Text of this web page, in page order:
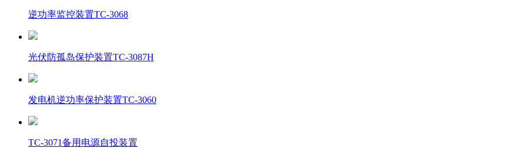
逆功率监控装置TC-3068
光伏防孤岛保护装置TC-3087H
发电机逆功率保护装置TC-3060
TC-3071备用电源自投装置